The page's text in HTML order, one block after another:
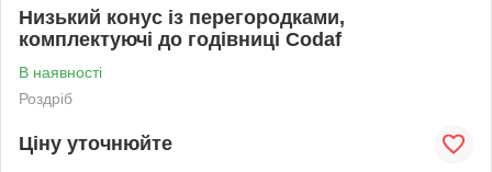
Низький конус із перегородками,
комплектуючі до годівниці Codaf
В наявності
Роздріб
Ціну уточнюйте